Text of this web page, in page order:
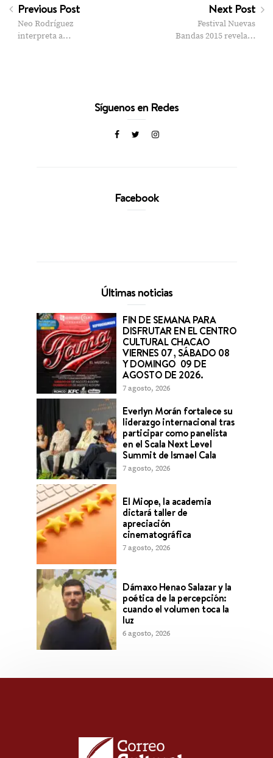
Previous Post
Neo Rodríguez
interpreta a…
Next Post
Festival Nuevas
Bandas 2015 revela…
Síguenos en Redes
Facebook
Últimas noticias
FIN DE SEMANA PARA
DISFRUTAR EN EL CENTRO
CULTURAL CHACAO
VIERNES 07 , SÁBADO 08
Y DOMINGO 09 DE
AGOSTO DE 2026.
7 agosto, 2026
Everlyn Morán fortalece su
liderazgo internacional tras
participar como panelista
en el Scala Next Level
Summit de Ismael Cala
7 agosto, 2026
El Miope, la academia
dictará taller de
apreciación
cinematográfica
7 agosto, 2026
Dámaxo Henao Salazar y la
poética de la percepción:
cuando el volumen toca la
luz
6 agosto, 2026